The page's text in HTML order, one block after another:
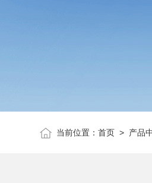
当前位置：首页 > 产品